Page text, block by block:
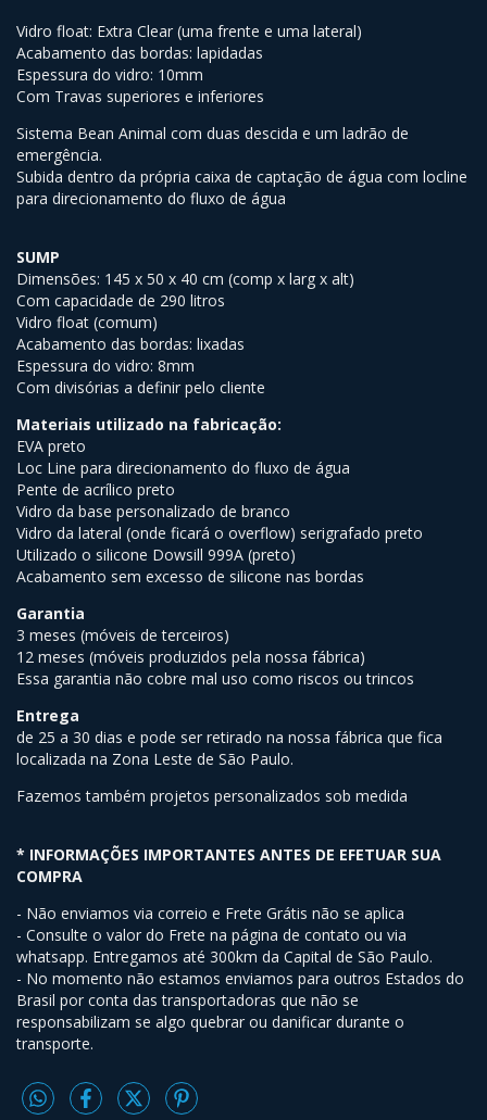
Vidro float: Extra Clear (uma frente e uma lateral)
Acabamento das bordas: lapidadas
Espessura do vidro: 10mm
Com Travas superiores e inferiores
Sistema Bean Animal com duas descida e um ladrão de
emergência.
Subida dentro da própria caixa de captação de água com locline
para direcionamento do fluxo de água
SUMP
Dimensões: 145 x 50 x 40 cm (comp x larg x alt)
Com capacidade de 290 litros
Vidro float (comum)
Acabamento das bordas: lixadas
Espessura do vidro: 8mm
Com divisórias a definir pelo cliente
Materiais utilizado na fabricação:
EVA preto
Loc Line para direcionamento do fluxo de água
Pente de acrílico preto
Vidro da base personalizado de branco
Vidro da lateral (onde ficará o overflow) serigrafado preto
Utilizado o silicone Dowsill 999A (preto)
Acabamento sem excesso de silicone nas bordas
Garantia
3 meses (móveis de terceiros)
12 meses (móveis produzidos pela nossa fábrica)
Essa garantia não cobre mal uso como riscos ou trincos
Entrega
de 25 a 30 dias e pode ser retirado na nossa fábrica que fica
localizada na Zona Leste de São Paulo.
Fazemos também projetos personalizados sob medida
* INFORMAÇÕES IMPORTANTES ANTES DE EFETUAR SUA
COMPRA
- Não enviamos via correio e Frete Grátis não se aplica
- Consulte o valor do Frete na página de contato ou via
whatsapp. Entregamos até 300km da Capital de São Paulo.
- No momento não estamos enviamos para outros Estados do
Brasil por conta das transportadoras que não se
responsabilizam se algo quebrar ou danificar durante o
transporte.